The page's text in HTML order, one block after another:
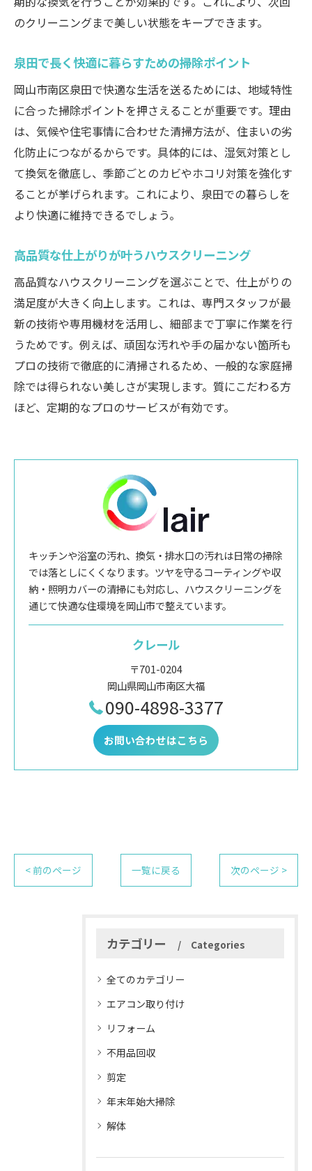
のクリーニングまで美しい状態をキープできます。
泉田で長く快適に暮らすための掃除ポイント
岡山市南区泉田で快適な生活を送るためには、地域特性
に合った掃除ポイントを押さえることが重要です。理由
は、気候や住宅事情に合わせた清掃方法が、住まいの劣
化防止につながるからです。具体的には、湿気対策とし
て換気を徹底し、季節ごとのカビやホコリ対策を強化す
ることが挙げられます。これにより、泉田での暮らしを
より快適に維持できるでしょう。
高品質な仕上がりが叶うハウスクリーニング
高品質なハウスクリーニングを選ぶことで、仕上がりの
満足度が大きく向上します。これは、専門スタッフが最
新の技術や専用機材を活用し、細部まで丁寧に作業を行
うためです。例えば、頑固な汚れや手の届かない箇所も
プロの技術で徹底的に清掃されるため、一般的な家庭掃
除では得られない美しさが実現します。質にこだわる方
ほど、定期的なプロのサービスが有効です。
キッチンや浴室の汚れ、換気・排水口の汚れは日常の掃除
では落としにくくなります。ツヤを守るコーティングや収
納・照明カバーの清掃にも対応し、ハウスクリーニングを
通じて快適な住環境を岡山市で整えています。
クレール
〒701-0204
岡山県岡山市南区大福
090-4898-3377
お問い合わせはこちら
< 前のページ 一覧に戻る 次のページ >
カテゴリー Categories
全てのカテゴリー
エアコン取り付け
リフォーム
不用品回収
剪定
年末年始大掃除
解体